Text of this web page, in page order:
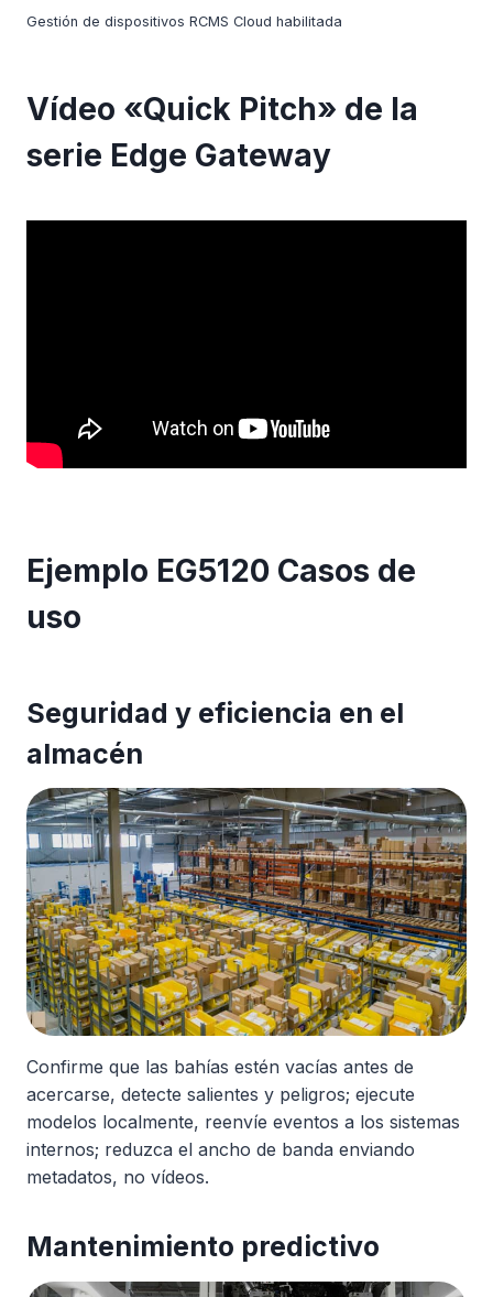
Gestión de dispositivos RCMS Cloud habilitada
Vídeo «Quick Pitch» de la
serie Edge Gateway
Ejemplo EG5120 Casos de
uso
Seguridad y eficiencia en el
almacén
Confirme que las bahías estén vacías antes de
acercarse, detecte salientes y peligros; ejecute
modelos localmente, reenvíe eventos a los sistemas
internos; reduzca el ancho de banda enviando
metadatos, no vídeos.
Mantenimiento predictivo